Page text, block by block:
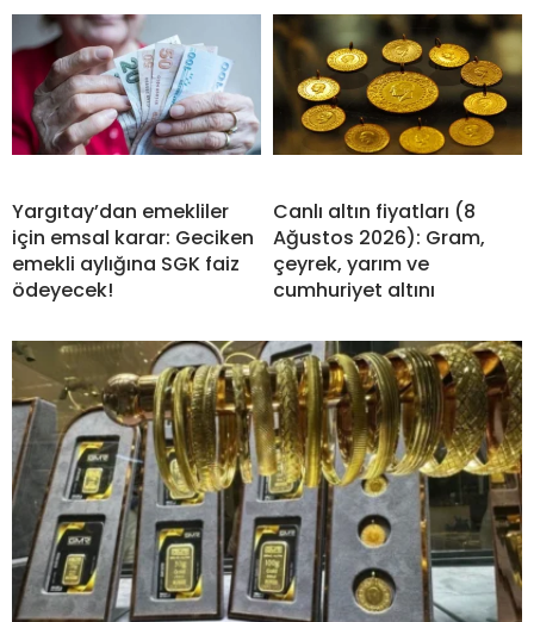
Yargıtay’dan emekliler
için emsal karar: Geciken
emekli aylığına SGK faiz
ödeyecek!
Canlı altın fiyatları (8
Ağustos 2026): Gram,
çeyrek, yarım ve
cumhuriyet altını